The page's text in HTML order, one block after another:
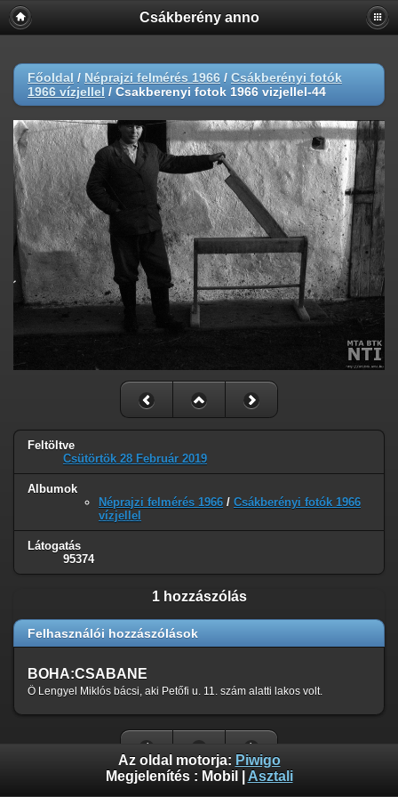
Csákberény anno
Főoldal / Néprajzi felmérés 1966 / Csákberényi fotók
1966 vízjellel / Csakberenyi fotok 1966 vizjellel-44
Feltöltve
Csütörtök 28 Február 2019
Albumok
Néprajzi felmérés 1966 / Csákberényi fotók 1966
vízjellel
Látogatás
95374
1 hozzászólás
Felhasználói hozzászólások
BOHA:CSABANE
Ő Lengyel Miklós bácsi, aki Petőfi u. 11. szám alatti lakos volt.
Az oldal motorja: Piwigo
Megjelenítés : Mobil Asztali